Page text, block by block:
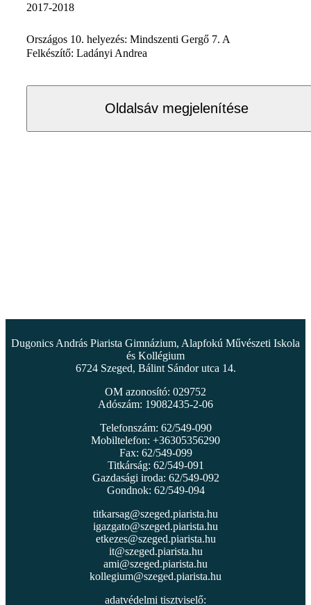
2017-2018
Országos 10. helyezés: Mindszenti Gergő 7. A
Felkészítő: Ladányi Andrea
Oldalsáv megjelenítése
Dugonics András Piarista Gimnázium, Alapfokú Művészeti Iskola
és Kollégium
6724 Szeged, Bálint Sándor utca 14.
OM azonosító: 029752
Adószám: 19082435-2-06
Telefonszám: 62/549-090
Mobiltelefon: +36305356290
Fax: 62/549-099
Titkárság: 62/549-091
Gazdasági iroda: 62/549-092
Gondnok: 62/549-094
titkarsag@szeged.piarista.hu
igazgato@szeged.piarista.hu
etkezes@szeged.piarista.hu
it@szeged.piarista.hu
ami@szeged.piarista.hu
kollegium@szeged.piarista.hu
adatvédelmi tisztviselő: